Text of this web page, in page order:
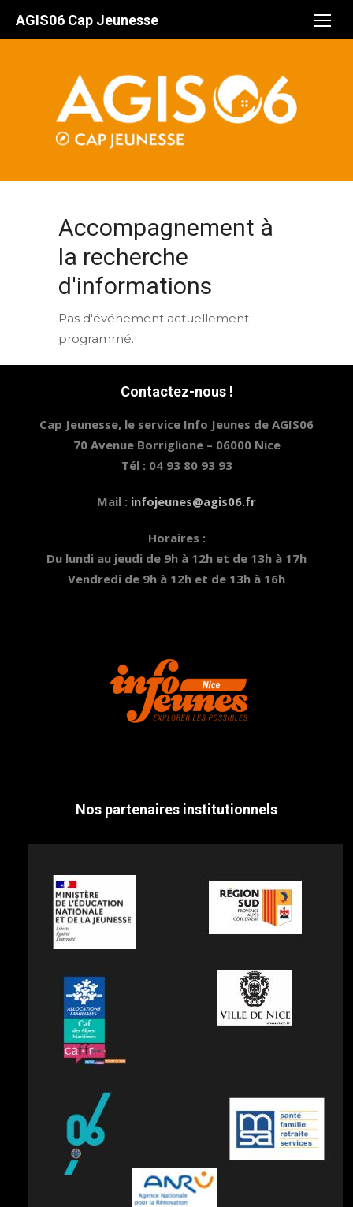
AGIS06 Cap Jeunesse
Accompagnement à
la recherche
d'informations
Pas d'événement actuellement
programmé.
Contactez-nous !
Cap Jeunesse, le service Info Jeunes de AGIS06
70 Avenue Borriglione – 06000 Nice
Tél : 04 93 80 93 93
Mail : infojeunes@agis06.fr
Horaires :
Du lundi au jeudi de 9h à 12h et de 13h à 17h
Vendredi de 9h à 12h et de 13h à 16h
Nos partenaires institutionnels